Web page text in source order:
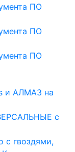
ПО
ПО
ПО
и АЛМАЗ на
с
гвоздями,